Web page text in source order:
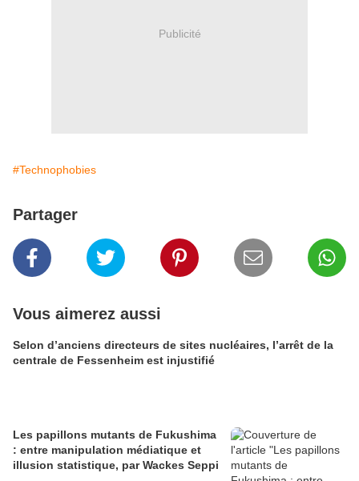
Publicité
#Technophobies
Partager
Vous aimerez aussi
Selon d’anciens directeurs de sites nucléaires, l’arrêt de la
centrale de Fessenheim est injustifié
Les papillons mutants de Fukushima
: entre manipulation médiatique et
illusion statistique, par Wackes Seppi